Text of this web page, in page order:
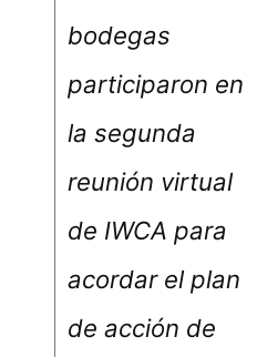
bodegas
participaron en
la segunda
reunión virtual
de IWCA para
acordar el plan
de acción de